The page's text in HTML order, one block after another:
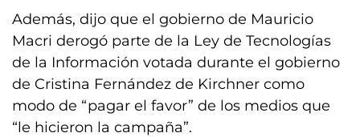
Además, dijo que el gobierno de Mauricio
Macri derogó parte de la Ley de Tecnologías
de la Información votada durante el gobierno
de Cristina Fernández de Kirchner como
modo de “pagar el favor” de los medios que
“le hicieron la campaña”.